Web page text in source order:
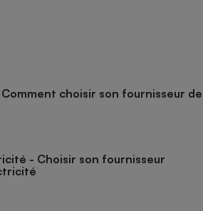
Comment choisir son fournisseur de
- Choisir son fournisseur